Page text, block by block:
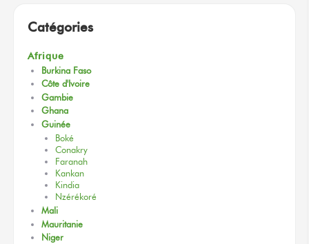
Catégories
Afrique
Burkina Faso
Côte d'Ivoire
Gambie
Ghana
Guinée
Boké
Conakry
Faranah
Kankan
Kindia
Nzérékoré
Mali
Mauritanie
Niger